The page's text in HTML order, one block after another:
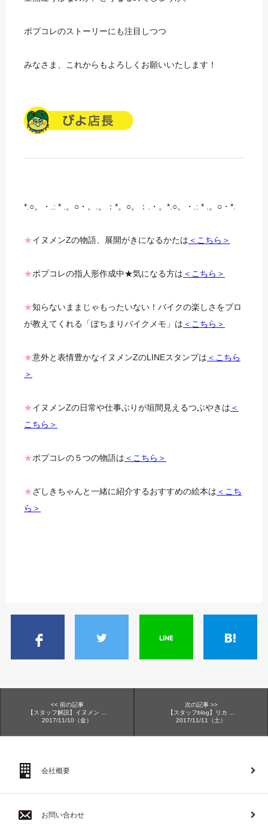
ポプコレのストーリーにも注目しつつ
みなさま、これからもよろしくお願いいたします！
*.○。・.: * .。○・。.。：*。○。：.・。*.○。・.: * .。○・*.
★イヌメンZの物語、展開がきになるかたは ＜こちら＞
★ポプコレの指人形作成中★気になる方は ＜こちら＞
★知らないままじゃもったいない！バイクの楽しさをプロ
が教えてくれる「ぽちまりバイクメモ」は ＜こちら＞
★意外と表情豊かなイヌメンZのLINEスタンプは ＜こちら
＞
★イヌメンZの日常や仕事ぶりが垣間見えるつぶやきは ＜
こちら＞
★ポプコレの５つの物語は ＜こちら＞
★ざしきちゃんと一緒に紹介するおすすめの絵本は ＜こち
ら＞
<< 前の記事
【スタッフ解説】イヌメン ...
2017/11/10（金）
次の記事 >>
【スタッフblog】リカ ...
2017/11/11（土）
会社概要
お問い合わせ